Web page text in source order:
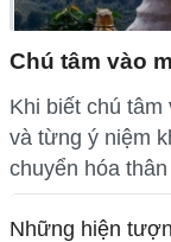
Chú tâm vào
Khi biết chú
và từng ý niệm
chuyển hóa
Những hiện